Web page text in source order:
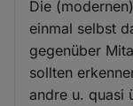
Die
einmal selbst
gegenüber
sollten
andre u. quasi